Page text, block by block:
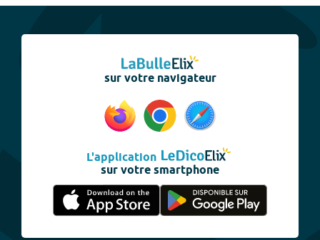
sur votre navigateur
L'application
sur votre smartphone